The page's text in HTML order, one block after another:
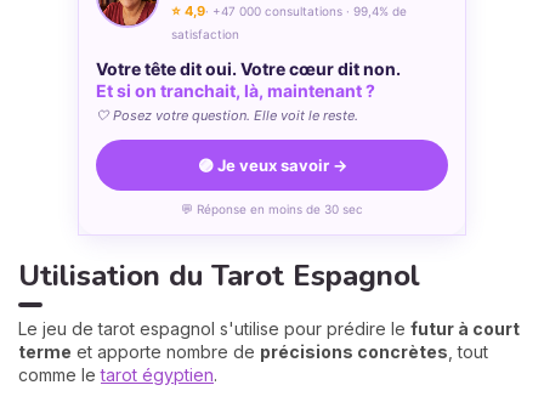
⭐ 4,9· +47 000 consultations · 99,4% de
satisfaction
Votre tête dit oui. Votre cœur dit non.
Et si on tranchait, là, maintenant ?
🤍 Posez votre question. Elle voit le reste.
🟣 Je veux savoir →
💬 Réponse en moins de 30 sec
Utilisation du Tarot Espagnol
Le jeu de tarot espagnol s'utilise pour prédire le futur à court
terme et apporte nombre de précisions concrètes , tout
comme letarot égyptien.